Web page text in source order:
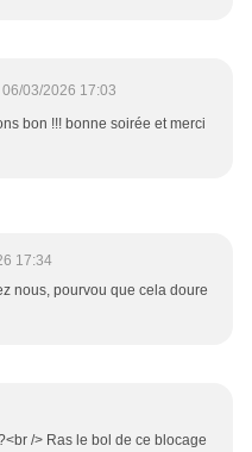
06/03/2026 17:03
bon !!! bonne soirée et merci
17:34
nous, pourvou que cela doure
/> Ras le bol de ce blocage